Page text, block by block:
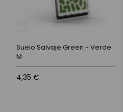
Suelo Salvaje Green - Verde
M
4,35 €